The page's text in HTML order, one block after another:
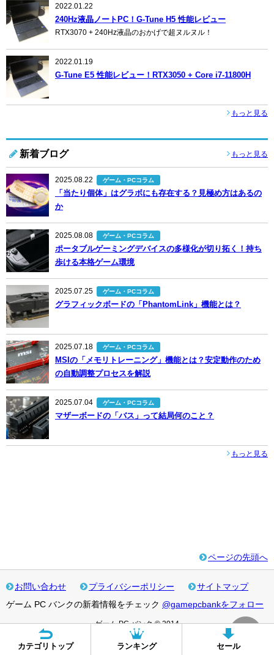
2022.01.22
240Hz液晶ノートPC！G-Tune H5 性能レビュー
RTX3070 + 240Hz液晶のおかげで超ヌルヌル！
2022.01.19
G-Tune E5 性能レビュー！RTX3050 + Core i7-11800H
もっと見る
新着ブログ もっと見る
2025.08.22 ゲーム・PCコラム
「当たり個体」はグラボにも存在する？見極め方はあるの
か
2025.08.08 ゲーム・PCコラム
ポータブルゲーミングデバイスの多様化が切り拓く！持ち
歩ける本格ゲーム環境
2025.07.25 ゲーム・PCコラム
グラフィックボードの「PhantomLink」機能とは？
2025.07.18 ゲーム・PCコラム
MSIの「メモリトレーニング」機能とは？安定動作のため
の自動調整プロセスを解説
2025.07.04 ゲーム・PCコラム
マザーボードの「バス」って結局何のこと？
もっと見る
ページの先頭へ
お問い合わせ プライバシーポリシー
サイトマップ
ゲーム PC バンクの新着情報をチェック @gamepcbankをフォロー
ゲーム PC バンク © 2014
カテゴリトップ ランキング セール